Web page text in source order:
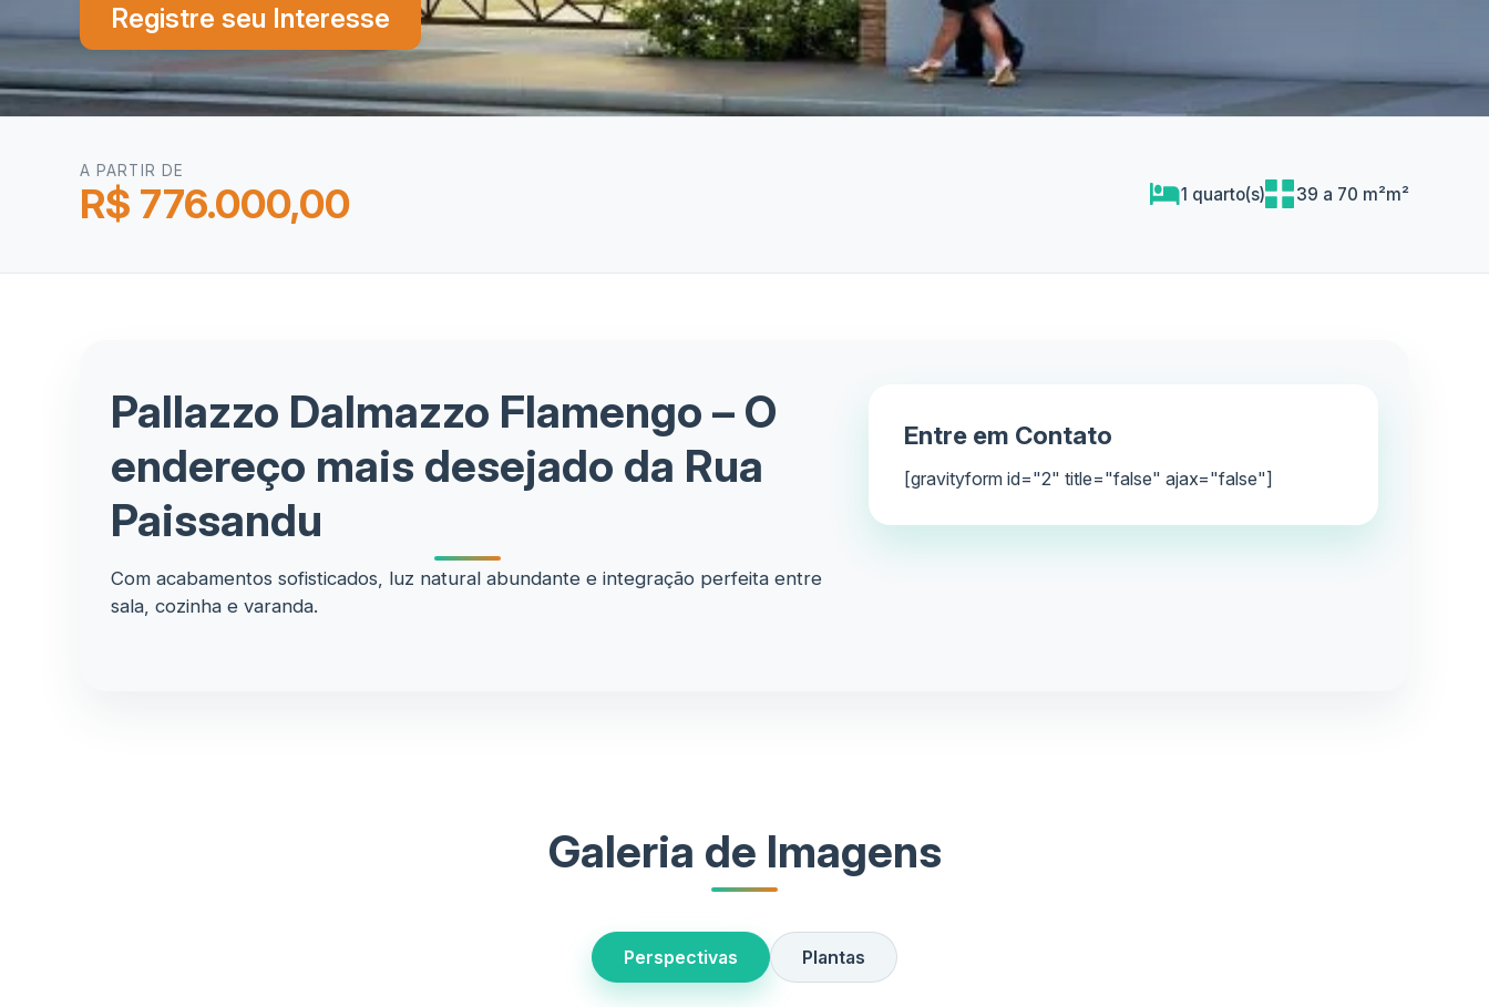
Registre seu Interesse
A PARTIR DE
R$ 776.000,00 1 quarto(s) 39 a 70 m²m²
Pallazzo Dalmazzo Flamengo – O
endereço mais desejado da Rua
Paissandu
Com acabamentos sofisticados, luz natural abundante e integração perfeita entre
sala, cozinha e varanda.
Entre em Contato
[gravityform id="2" title="false" ajax="false"]
Galeria de Imagens
Perspectivas Plantas